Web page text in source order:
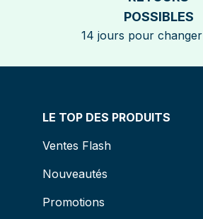
POSSIBLES
14 jours pour
LE TOP DES PRODUITS
Ventes Flash
Nouveautés
Promotions